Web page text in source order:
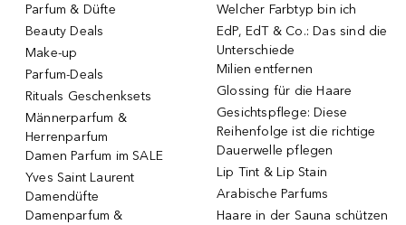
Parfum & Düfte
Beauty Deals
Make-up
Parfum-Deals
Rituals Geschenksets
Männerparfum &
Herrenparfum
Damen Parfum im SALE
Yves Saint Laurent
Damendüfte
Damenparfum &
Welcher Farbtyp bin ich
EdP, EdT & Co.: Das sind die
Unterschiede
Milien entfernen
Glossing für die Haare
Gesichtspflege: Diese
Reihenfolge ist die richtige
Dauerwelle pflegen
Lip Tint & Lip Stain
Arabische Parfums
Haare in der Sauna schützen